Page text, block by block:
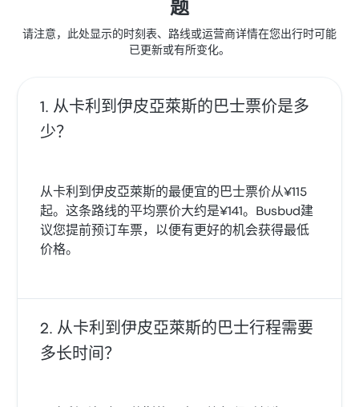
题
请注意，此处显示的时刻表、路线或运营商详情在您出行时可能
已更新或有所变化。
从卡利到伊皮亞萊斯的巴士票价是多
少？
从卡利到伊皮亞萊斯的最便宜的巴士票价从¥115
起。这条路线的平均票价大约是¥141。Busbud建
议您提前预订车票，以便有更好的机会获得最低
价格。
从卡利到伊皮亞萊斯的巴士行程需要
多长时间？